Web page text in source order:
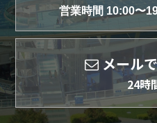
営業時間 10:00〜
メール
24時